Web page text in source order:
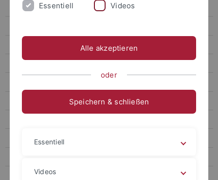
Teaching
Quenstedt-Stiftung
Stipendiaten 2020
Julia Zastrow
Essentiell Videos
Alle akzeptieren
oder
Speichern & schließen
Essentiell
Videos